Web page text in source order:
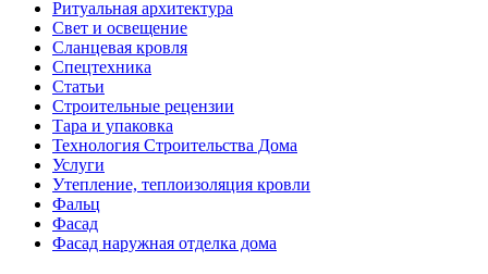
Ритуальная архитектура
Свет и освещение
Сланцевая кровля
Спецтехника
Статьи
Строительные рецензии
Тара и упаковка
Технология Строительства Дома
Услуги
Утепление, теплоизоляция кровли
Фальц
Фасад
Фасад наружная отделка дома